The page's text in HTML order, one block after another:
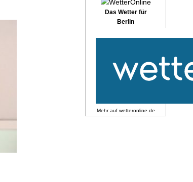
Das Wetter für
Berlin
Mehr auf wetteronline.de